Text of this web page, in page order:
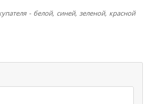
- белой, синей, зеленой, красной